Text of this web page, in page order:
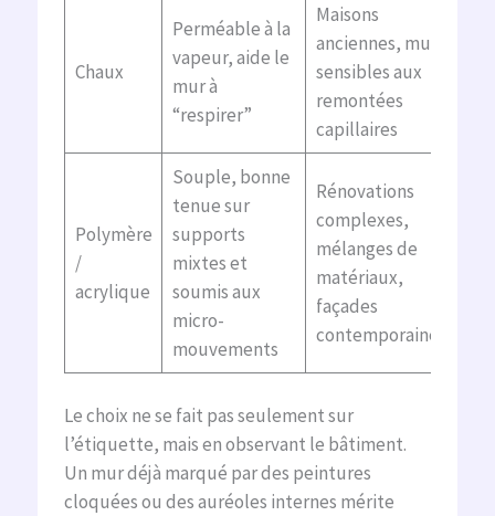
Chaux
Perméable à la
vapeur, aide le
mur à
“respirer”
Maisons
anciennes, murs
sensibles aux
remontées
capillaires
Polymère
/
acrylique
Souple, bonne
tenue sur
supports
mixtes et
soumis aux
micro-
mouvements
Rénovations
complexes,
mélanges de
matériaux,
façades
contemporaines
Le choix ne se fait pas seulement sur
l’étiquette, mais en observant le bâtiment.
Un mur déjà marqué par des peintures
cloquées ou des auréoles internes mérite